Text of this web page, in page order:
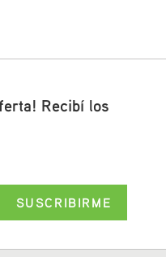
Recibí los